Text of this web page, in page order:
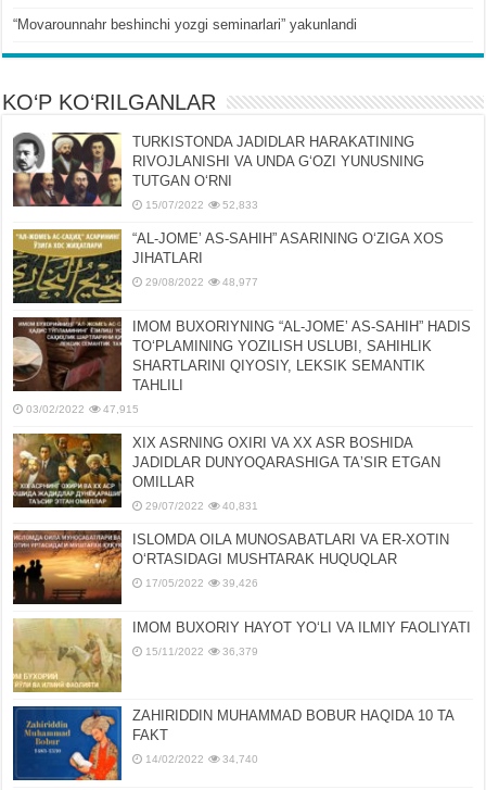
“Movarounnahr beshinchi yozgi seminarlari” yakunlandi
KO‘P KO‘RILGANLAR
TURKISTONDA JADIDLAR HARAKATINING
RIVOJLANISHI VA UNDA GʻOZI YUNUSNING
TUTGAN OʻRNI
15/07/2022 52,833
“AL-JOMEʼ AS-SAHIH” ASARINING OʻZIGA XOS
JIHATLARI
29/08/2022 48,977
IMOM BUXORIYNING “AL-JOMEʼ AS-SAHIH” HADIS
TOʻPLAMINING YOZILISH USLUBI, SAHIHLIK
SHARTLARINI QIYOSIY, LЕKSIK SЕMANTIK
TAHLILI
03/02/2022 47,915
XIX ASRNING OXIRI VA XX ASR BOSHIDA
JADIDLAR DUNYOQARASHIGA TAʼSIR ETGAN
OMILLAR
29/07/2022 40,831
ISLOMDA OILA MUNOSABATLARI VA ER-XOTIN
OʻRTASIDAGI MUSHTARAK HUQUQLAR
17/05/2022 39,426
IMOM BUXORIY HAYOT YOʻLI VA ILMIY FAOLIYATI
15/11/2022 36,379
ZAHIRIDDIN MUHAMMAD BOBUR HAQIDA 10 TA
FAKT
14/02/2022 34,740